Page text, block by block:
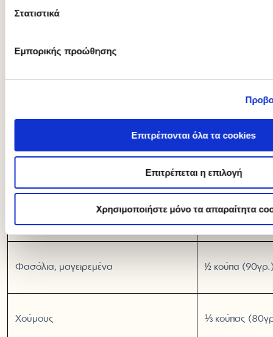
Στατιστικά
Εμπορικής προώθησης
Επιτρέπονται όλα τα cookies
Επιτρέπεται η επιλογή
Χρησιμοποιήστε μόνο τα απαραίτητα
Διογκωμένα δημητριακά
Φακές, μαγειρεμένες ½ κούπα
Φασόλια, μαγειρεμένα ½ κούπα
Χούμους ⅓ κούπας